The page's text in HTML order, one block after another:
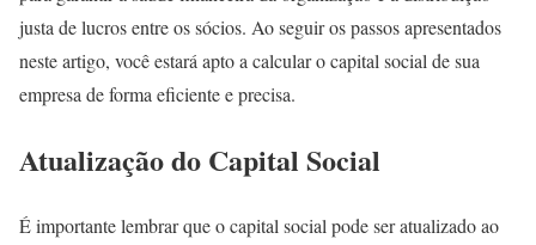
justa de lucros entre os sócios. Ao seguir os passos apresentados
neste artigo, você estará apto a calcular o capital social de sua
empresa de forma eficiente e precisa.
Atualização do Capital Social
É importante lembrar que o capital social pode ser atualizado ao